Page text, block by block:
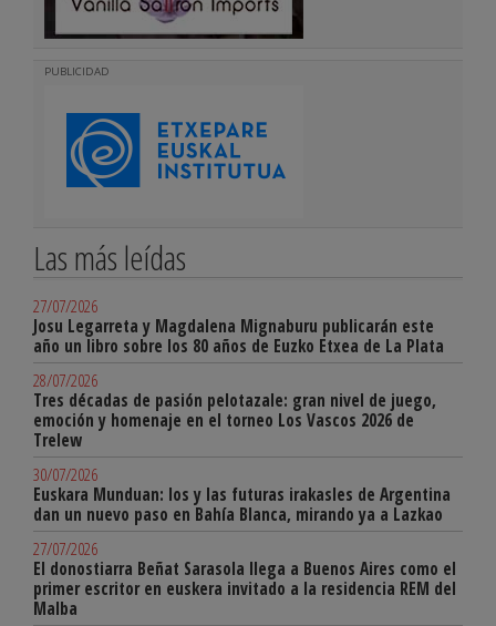
PUBLICIDAD
Las más leídas
27/07/2026
Josu Legarreta y Magdalena Mignaburu publicarán este
año un libro sobre los 80 años de Euzko Etxea de La Plata
28/07/2026
Tres décadas de pasión pelotazale: gran nivel de juego,
emoción y homenaje en el torneo Los Vascos 2026 de
Trelew
30/07/2026
Euskara Munduan: los y las futuras irakasles de Argentina
dan un nuevo paso en Bahía Blanca, mirando ya a Lazkao
27/07/2026
El donostiarra Beñat Sarasola llega a Buenos Aires como el
primer escritor en euskera invitado a la residencia REM del
Malba